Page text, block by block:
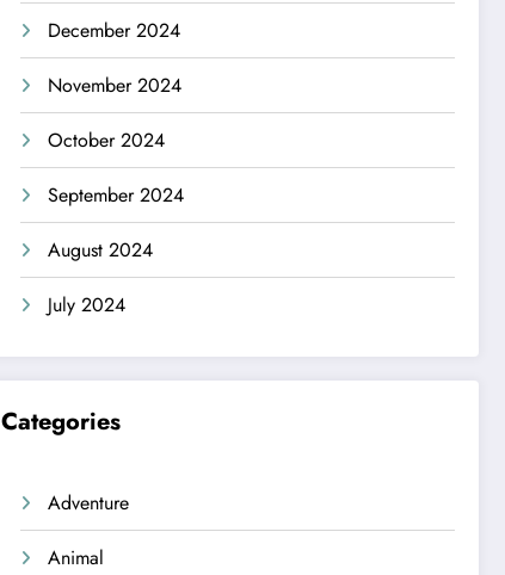
December 2024
November 2024
October 2024
September 2024
August 2024
July 2024
Categories
Adventure
Animal